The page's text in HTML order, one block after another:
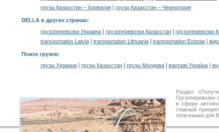
грузы Казахстан – Хорватия| грузы Казахстан – Черногория
DELLA в других странах:
грузоперевозки Украина| грузоперевозки Казахстан|
грузоперевозки
transportation Latvia| transportation Lithuania| transportation Estonia|
Поиск грузов:
грузы Украина| грузы Казахстан| грузы Молдова| вантажі Україна|
Раздел
в сфере
главный
полезными для